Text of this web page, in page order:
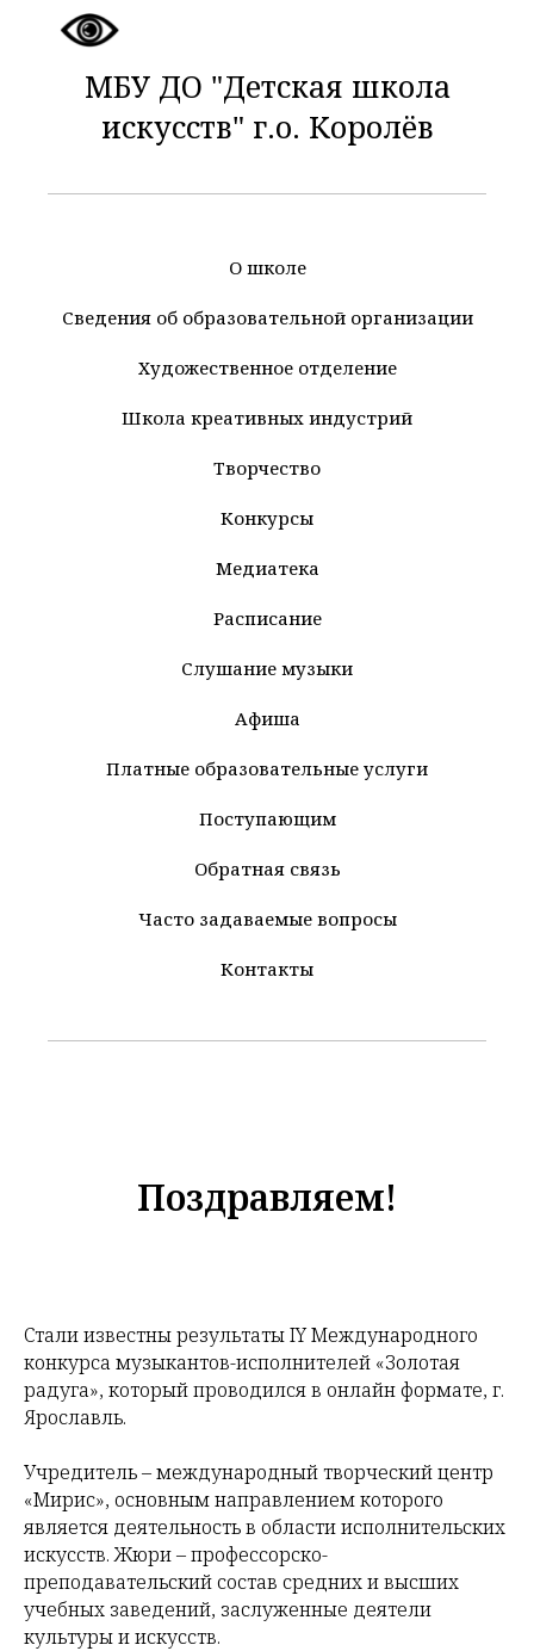
МБУ ДО "Детская школа
искусств" г.о. Королёв
О школе
Сведения об образовательной организации
Художественное отделение
Школа креативных индустрий
Творчество
Конкурсы
Медиатека
Расписание
Слушание музыки
Афиша
Платные образовательные услуги
Поступающим
Обратная связь
Часто задаваемые вопросы
Контакты
Поздравляем!
Стали известны результаты IY Международного
конкурса музыкантов-исполнителей «Золотая
радуга», который проводился в онлайн формате, г.
Ярославль.
Учредитель – международный творческий центр
«Мирис», основным направлением которого
является деятельность в области исполнительских
искусств. Жюри – профессорско-
преподавательский состав средних и высших
учебных заведений, заслуженные деятели
культуры и искусств.